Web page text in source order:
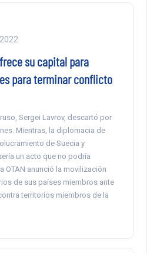
su capital para
para terminar conflicto
Sergei Lavrov, descartó por
Mientras, la diplomacia de
de Suecia y
un acto que no podría
OTAN anunció la movilización
de sus países miembros ante
territorios miembros de la